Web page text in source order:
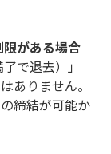
がある場合
で退去）」
ありません。
締結が可能か